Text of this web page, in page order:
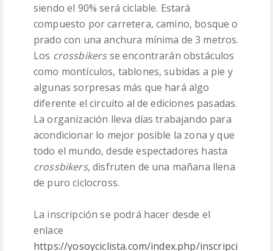
siendo el 90% será ciclable. Estará
compuesto por carretera, camino, bosque o
prado con una anchura mínima de 3 metros.
Los crossbikersse encontrarán obstáculos
como montículos, tablones, subidas a pie y
algunas sorpresas más que hará algo
diferente el circuito al de ediciones pasadas.
La organización lleva días trabajando para
acondicionar lo mejor posible la zona y que
todo el mundo, desde espectadores hasta
crossbikers, disfruten de una mañana llena
de puro ciclocross.
La inscripción se podrá hacer desde el
enlace
https://yosoyciclista.com/index.php/inscripci